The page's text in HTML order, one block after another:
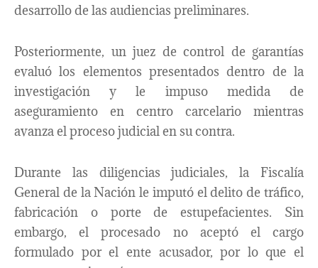
desarrollo de las audiencias preliminares.
Posteriormente, un juez de control de garantías
evaluó los elementos presentados dentro de la
investigación y le impuso medida de
aseguramiento en centro carcelario mientras
avanza el proceso judicial en su contra.
Durante las diligencias judiciales, la Fiscalía
General de la Nación le imputó el delito de tráfico,
fabricación o porte de estupefacientes. Sin
embargo, el procesado no aceptó el cargo
formulado por el ente acusador, por lo que el